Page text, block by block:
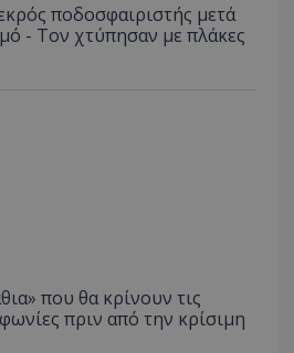
ποδοσφαιριστής μετά
- Τον χτύπησαν με πλάκες
που θα κρίνουν τις
πριν από την κρίσιμη